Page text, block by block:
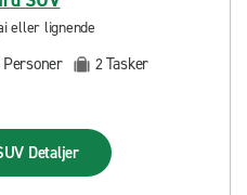
eller lignende
Personer 2Tasker
Detaljer